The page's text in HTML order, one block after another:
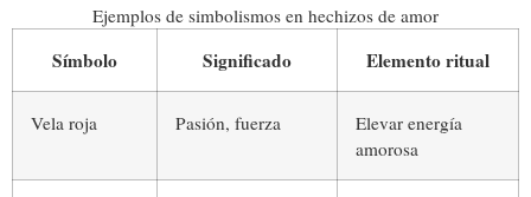
Ejemplos de simbolismos en hechizos de amor
Símbolo Significado Elemento ritual
Vela roja Pasión, fuerza
Elevar energía
amorosa